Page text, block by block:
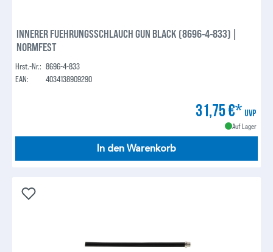
INNERER FUEHRUNGSSCHLAUCH GUN BLACK (8696-4-833) |
NORMFEST
Hrst.-Nr.: 8696-4-833
EAN:
4034138909290
31,75 €* UVP
Auf Lager
In den Warenkorb